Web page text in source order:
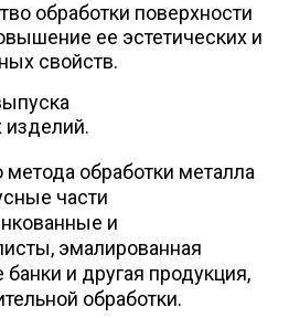
обработки поверхности
ее эстетических и
свойств.
изделий.
обработки металла
части
и
эмалированная
и другая продукция,
обработки.